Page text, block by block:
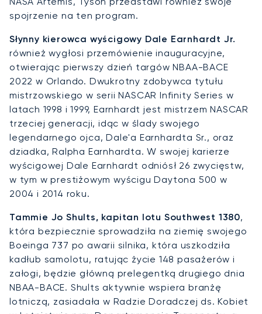
spojrzenie na ten program.
Słynny kierowca wyścigowy Dale Earnhardt Jr.
również wygłosi przemówienie inauguracyjne,
otwierając pierwszy dzień targów NBAA-BACE
2022 w Orlando. Dwukrotny zdobywca tytułu
mistrzowskiego w serii NASCAR Infinity Series w
latach 1998 i 1999, Earnhardt jest mistrzem NASCAR
trzeciej generacji, idąc w ślady swojego
legendarnego ojca, Dale'a Earnhardta Sr., oraz
dziadka, Ralpha Earnhardta. W swojej karierze
wyścigowej Dale Earnhardt odniósł 26 zwycięstw,
w tym w prestiżowym wyścigu Daytona 500 w
2004 i 2014 roku.
Tammie Jo Shults, kapitan lotu Southwest 1380,
która bezpiecznie sprowadziła na ziemię swojego
Boeinga 737 po awarii silnika, która uszkodziła
kadłub samolotu, ratując życie 148 pasażerów i
załogi, będzie główną prelegentką drugiego dnia
NBAA-BACE. Shults aktywnie wspiera branżę
lotniczą, zasiadała w Radzie Doradczej ds. Kobiet